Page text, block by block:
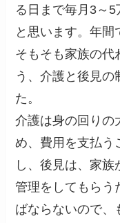
る日まで毎月3～
と思います。年間
そもそも家族の代
う、介護と後見の
た。
介護は身の回りの
め、費用を支払う
し、後見は、家
管理をしてもらう
ばならないので、